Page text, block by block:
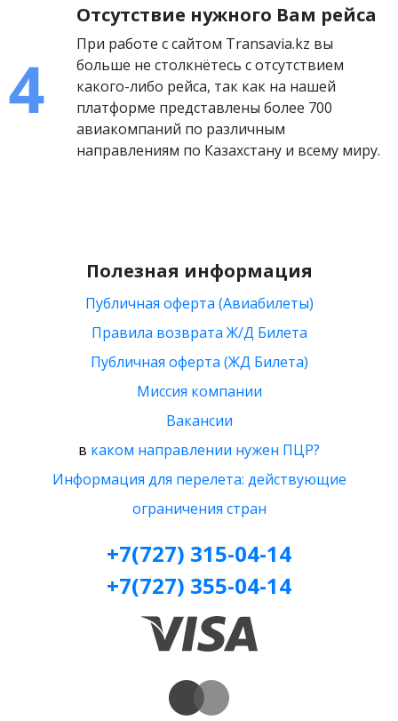
Отсутствие нужного Вам рейса
При работе с сайтом Transavia.kz вы
больше не столкнётесь с отсутствием
какого-либо рейса, так как на нашей
платформе представлены более 700
авиакомпаний по различным
направлениям по Казахстану и всему миру.
Полезная информация
Публичная оферта (Авиабилеты)
Правила возврата Ж/Д Билета
Публичная оферта (ЖД Билета)
Миссия компании
Вакансии
в каком направлении нужен ПЦР?
Информация для перелета: действующие
ограничения стран
+7(727) 315-04-14
+7(727) 355-04-14